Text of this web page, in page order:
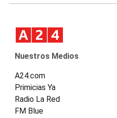
Nuestros Medios
A24.com
Primicias Ya
Radio La Red
FM Blue